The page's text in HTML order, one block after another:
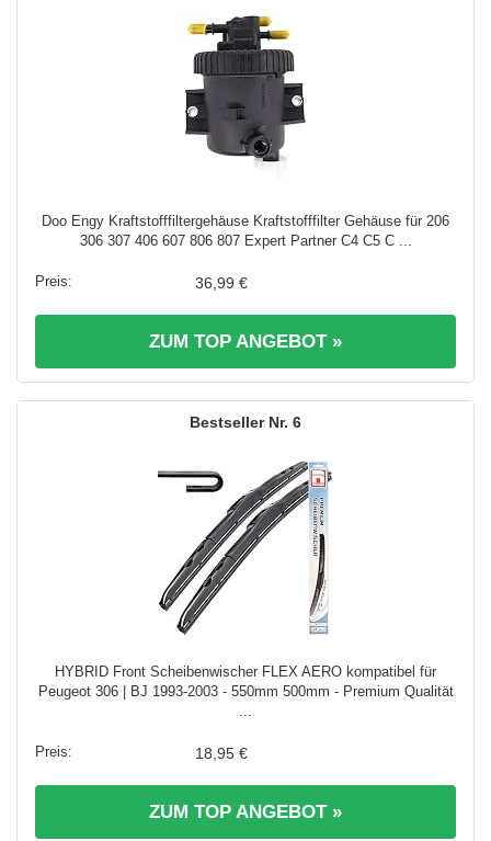
Doo Engy Kraftstofffiltergehäuse Kraftstofffilter Gehäuse für 206
306 307 406 607 806 807 Expert Partner C4 C5 C ...
36,99 €
ZUM TOP ANGEBOT »
6
HYBRID Front Scheibenwischer FLEX AERO kompatibel für
Peugeot 306 | BJ 1993-2003 - 550mm 500mm - Premium Qualität
18,95 €
ZUM TOP ANGEBOT »